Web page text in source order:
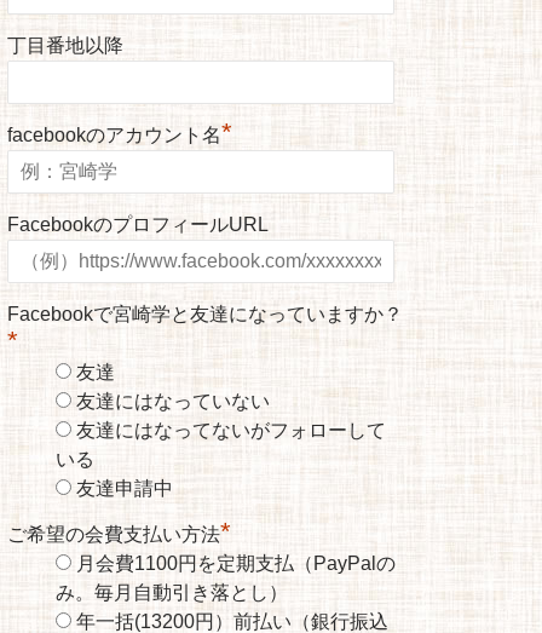
丁目番地以降
facebookのアカウント名*
FacebookのプロフィールURL
Facebookで宮崎学と友達になっていますか？
*
友達
友達にはなっていない
友達にはなってないがフォローして
いる
友達申請中
ご希望の会費支払い方法*
月会費1100円を定期支払（PayPalの
み。毎月自動引き落とし）
年一括(13200円）前払い（銀行振込